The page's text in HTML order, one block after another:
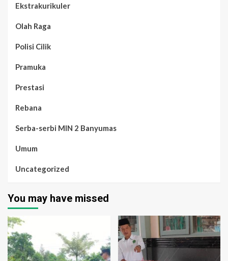
Ekstrakurikuler
Olah Raga
Polisi Cilik
Pramuka
Prestasi
Rebana
Serba-serbi MIN 2 Banyumas
Umum
Uncategorized
You may have missed